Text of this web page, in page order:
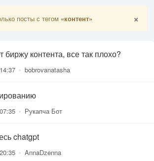
посты с тегом «контент» ×
биржу контента, все так плохо?
• bobrovanatasha
• Рукапча Бот
chatgpt
• AnnaDzenna